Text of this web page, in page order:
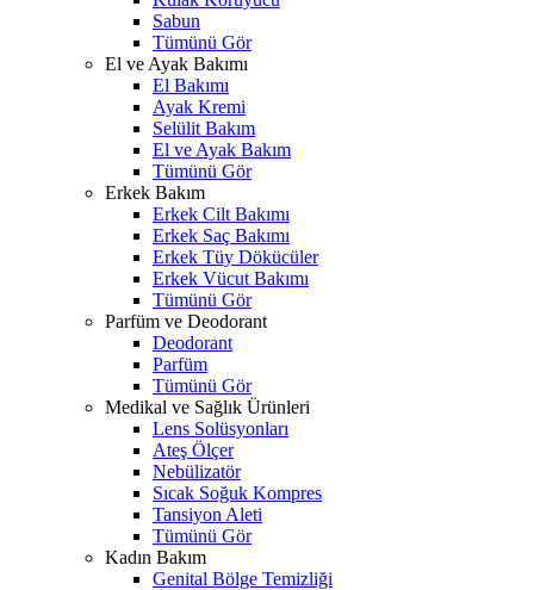
Sabun
Tümünü Gör
El ve Ayak Bakımı
El Bakımı
Ayak Kremi
Selülit Bakım
El ve Ayak Bakım
Tümünü Gör
Erkek Bakım
Erkek Cilt Bakımı
Erkek Saç Bakımı
Erkek Tüy Dökücüler
Erkek Vücut Bakımı
Tümünü Gör
Parfüm ve Deodorant
Deodorant
Parfüm
Tümünü Gör
Medikal ve Sağlık Ürünleri
Lens Solüsyonları
Ateş Ölçer
Nebülizatör
Sıcak Soğuk Kompres
Tansiyon Aleti
Tümünü Gör
Kadın Bakım
Genital Bölge Temizliği